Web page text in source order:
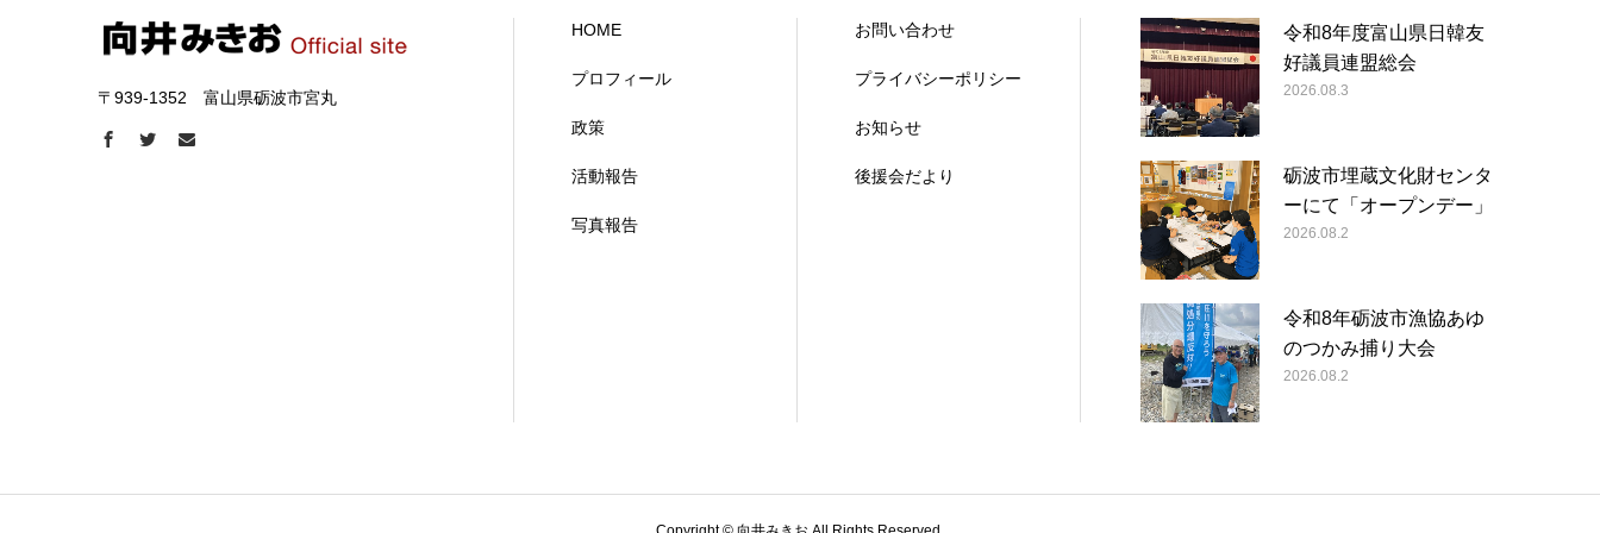
〒939-1352 富山県砺波市宮丸
HOME
プロフィール
政策
活動報告
写真報告
お問い合わせ
プライバシーポリシー
お知らせ
後援会だより
令和8年度富山県日韓友
好議員連盟総会
2026.08.3
砺波市埋蔵文化財センタ
ーにて「オープンデー」
2026.08.2
令和8年砺波市漁協あゆ
のつかみ捕り大会
2026.08.2